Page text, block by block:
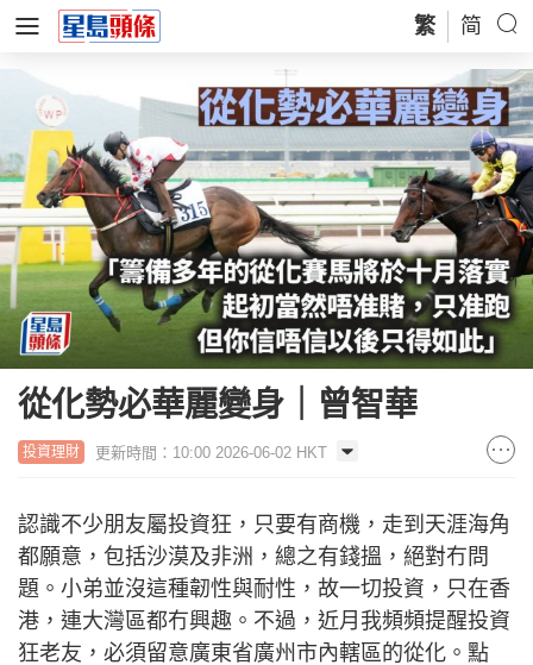
繁 简
從化勢必華麗變身｜曾智華
投資理財 更新時間：10:00 2026-06-02 HKT
認識不少朋友屬投資狂，只要有商機，走到天涯海角
都願意，包括沙漠及非洲，總之有錢搵，絕對冇問
題。小弟並沒這種韌性與耐性，故一切投資，只在香
港，連大灣區都冇興趣。不過，近月我頻頻提醒投資
狂老友，必須留意廣東省廣州市內轄區的從化。點